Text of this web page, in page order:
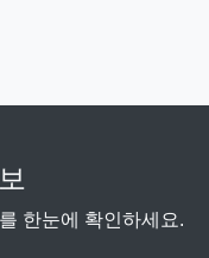
한눈에 확인하세요.